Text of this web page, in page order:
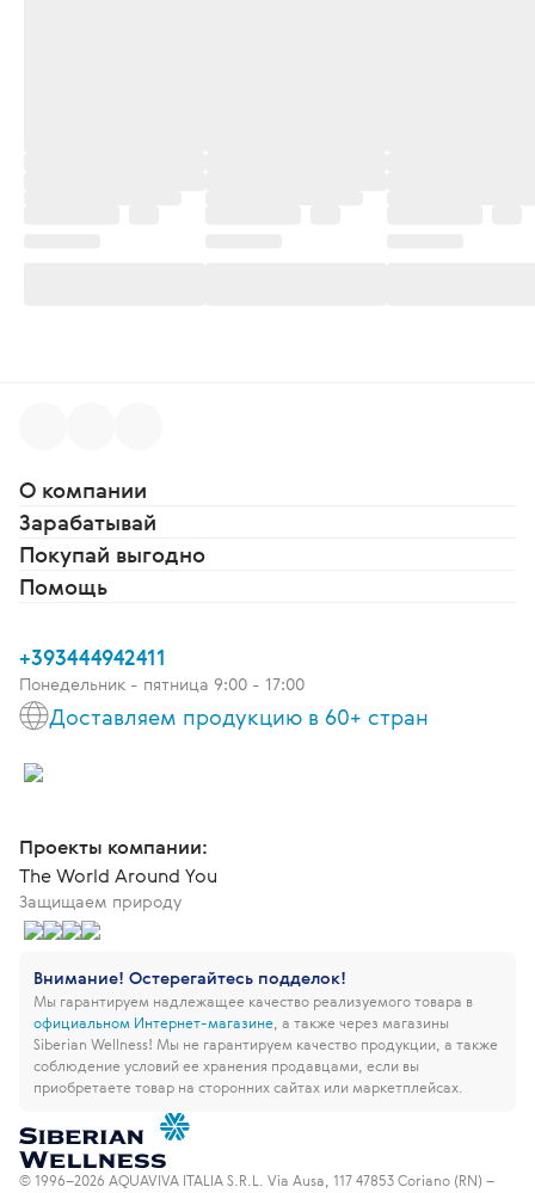
О компании
Зарабатывай
Покупай выгодно
Помощь
+393444942411
Понедельник - пятница 9:00 - 17:00
Доставляем продукцию в 60+ стран
Проекты компании:
The World Around You
Защищаем природу
Внимание! Остерегайтесь подделок!
Мы гарантируем надлежащее качество реализуемого товара в
официальном Интернет-магазине , а также через магазины
Siberian Wellness! Мы не гарантируем качество продукции, а также
соблюдение условий ее хранения продавцами, если вы
приобретаете товар на сторонних сайтах или маркетплейсах.
© 1996–2026 AQUAVIVA ITALIA S.R.L. Via Ausa, 117 47853 Coriano (RN) –